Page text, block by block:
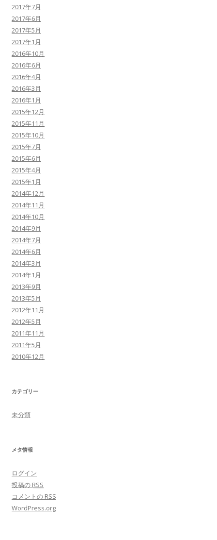
2017年7月
2017年6月
2017年5月
2017年1月
2016年10月
2016年6月
2016年4月
2016年3月
2016年1月
2015年12月
2015年11月
2015年10月
2015年7月
2015年6月
2015年4月
2015年1月
2014年12月
2014年11月
2014年10月
2014年9月
2014年7月
2014年6月
2014年3月
2014年1月
2013年9月
2013年5月
2012年11月
2012年5月
2011年11月
2011年5月
2010年12月
カテゴリー
未分類
メタ情報
ログイン
投稿の RSS
コメントの RSS
WordPress.org